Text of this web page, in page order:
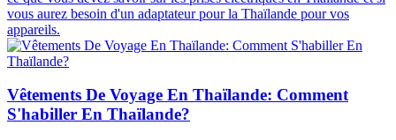
vous aurez besoin d'un adaptateur pour la Thaïlande pour vos
appareils.
Vêtements De Voyage En Thaïlande: Comment
S'habiller En Thaïlande?